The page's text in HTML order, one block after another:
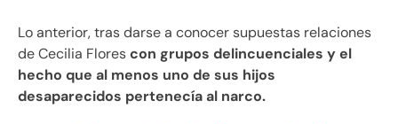
Lo anterior, tras darse a conocer supuestas relaciones
de Cecilia Florescon grupos delincuenciales y el
hecho que al menos uno de sus hijos
desaparecidos pertenecía al narco.